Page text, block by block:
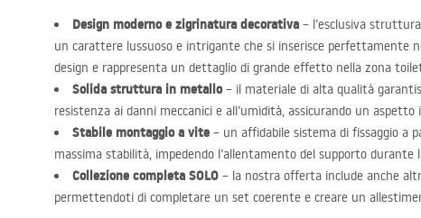
Design moderno e zigrinatura decorativa – l’esclusiva
un carattere lussuoso e intrigante che si inserisce perfettamente
design e rappresenta un dettaglio di grande effetto nella zona
Solida struttura in metallo– il materiale di alta qualità
resistenza ai danni meccanici e all’umidità, assicurando un
Stabile montaggio a vite – un affidabile sistema di fissaggio a
massima stabilità, impedendo l’allentamento del supporto durante
Collezione completa SOLO – la nostra offerta include anche
permettendoti di completare un set coerente e creare un